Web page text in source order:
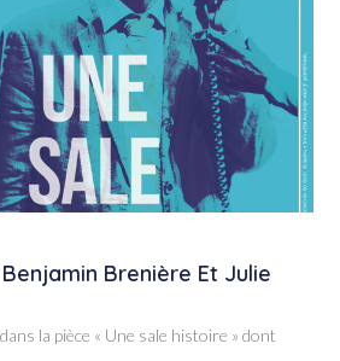
Brenière Et Julie
la pièce « Une sale histoire » dont